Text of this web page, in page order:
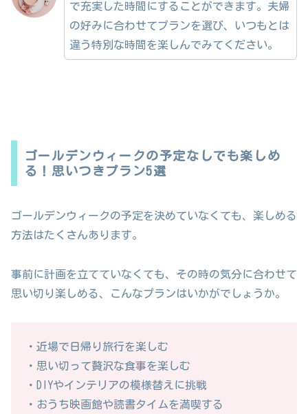
で充実した時間にすることができます。夫婦
の好みに合わせてプランを選び、いつもとは
違う特別な時間を楽しんでみてください。
ゴールデンウィークの予定なしでも楽しめ
る！思いつきプラン5選
ゴールデンウィークの予定を決めていなくても、楽しめる
方法はたくさんあります。
事前に計画を立てていなくても、その時の気分に合わせて
思い切り楽しめる、こんなプランはいかがでしょうか。
・近場で日帰り旅行を楽しむ
・思い切って贅沢な食事を楽しむ
・DIYやインテリアの模様替えに挑戦
・おうち映画館や読書タイムを満喫する